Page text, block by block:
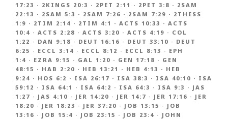
17:23 · 2KINGS 20:3 · 2PET 2:11 · 2PET 3:8 · 2SAM
22:13 · 2SAM 5:3 · 2SAM 7:26 · 2SAM 7:29 · 2THESS
1:9 · 2TIM 2:14 · 2TIM 4:1 · ACTS 10:33 · ACTS
10:4 · ACTS 2:28 · ACTS 3:20 · ACTS 4:19 · COL
1:22 · DAN 9:18 · DEUT 16:16 · DEUT 33:10 · DEUT
6:25 · ECCL 3:14 · ECCL 8:12 · ECCL 8:13 · EPH
1:4 · EZRA 9:15 · GAL 1:20 · GEN 17:18 · GEN
48:15 · HAB 2:20 · HEB 13:21 · HEB 4:13 · HEB
9:24 · HOS 6:2 · ISA 26:17 · ISA 38:3 · ISA 40:10 · ISA
59:12 · ISA 64:1 · ISA 64:2 · ISA 64:3 · ISA 9:3 · JAS
1:27 · JAS 4:10 · JER 14:20 · JER 14:7 · JER 17:16 · JER
18:20 · JER 18:23 · JER 37:20 · JOB 13:15 · JOB
13:16 · JOB 15:4 · JOB 23:15 · JOB 23:4 · JOHN